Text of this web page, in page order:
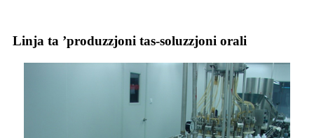
Linja ta ’produzzjoni tas-soluzzjoni orali